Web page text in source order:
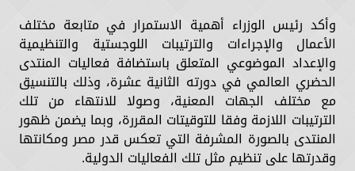
وأكد رئيس الوزراء أهمية الاستمرار في متابعة مختلف
الأعمال والإجراءات والترتيبات اللوجستية والتنظيمية
والإعداد الموضوعي المتعلق باستضافة فعاليات المنتدى
الحضري العالمي في دورته الثانية عشرة، وذلك بالتنسيق
مع مختلف الجهات المعنية، وصولا للانتهاء من تلك
الترتيبات اللازمة وفقا للتوقيتات المقررة، وبما يضمن ظهور
المنتدى بالصورة المشرفة التي تعكس قدر مصر ومكانتها
وقدرتها على تنظيم مثل تلك الفعاليات الدولية.